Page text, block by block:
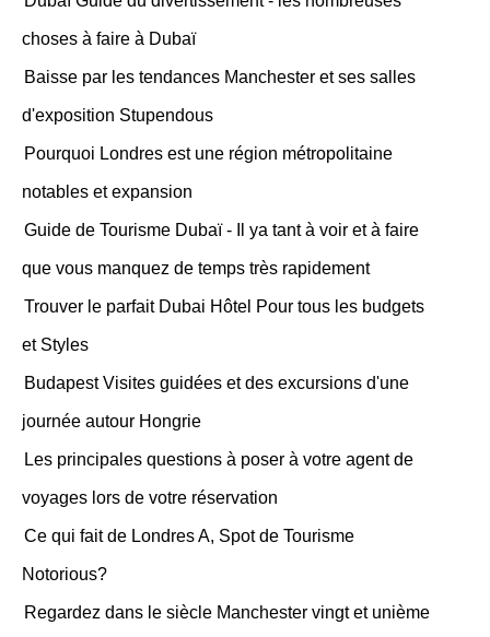
choses à faire à Dubaï
Baisse par les tendances Manchester et ses salles
d'exposition Stupendous
Pourquoi Londres est une région métropolitaine
notables et expansion
Guide de Tourisme Dubaï - Il ya tant à voir et à faire
que vous manquez de temps très rapidement
Trouver le parfait Dubai Hôtel Pour tous les budgets
et Styles
Budapest Visites guidées et des excursions d'une
journée autour Hongrie
Les principales questions à poser à votre agent de
voyages lors de votre réservation
Ce qui fait de Londres A, Spot de Tourisme
Notorious?
Regardez dans le siècle Manchester vingt et unième